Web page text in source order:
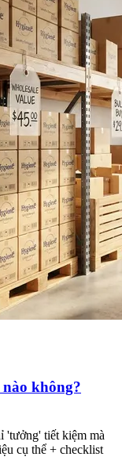
không?
'tưởng' tiết kiệm mà
cụ thể + checklist